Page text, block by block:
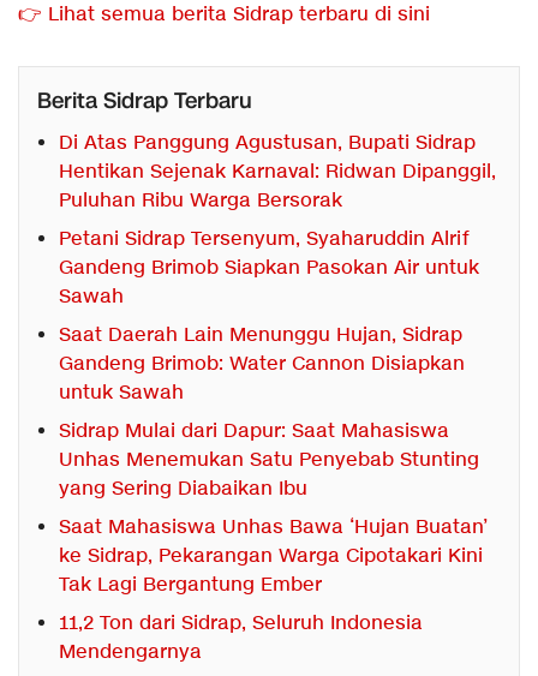
👉 Lihat semua berita Sidrap terbaru di sini
Berita Sidrap Terbaru
Di Atas Panggung Agustusan, Bupati Sidrap
Hentikan Sejenak Karnaval: Ridwan Dipanggil,
Puluhan Ribu Warga Bersorak
Petani Sidrap Tersenyum, Syaharuddin Alrif
Gandeng Brimob Siapkan Pasokan Air untuk
Sawah
Saat Daerah Lain Menunggu Hujan, Sidrap
Gandeng Brimob: Water Cannon Disiapkan
untuk Sawah
Sidrap Mulai dari Dapur: Saat Mahasiswa
Unhas Menemukan Satu Penyebab Stunting
yang Sering Diabaikan Ibu
Saat Mahasiswa Unhas Bawa ‘Hujan Buatan’
ke Sidrap, Pekarangan Warga Cipotakari Kini
Tak Lagi Bergantung Ember
11,2 Ton dari Sidrap, Seluruh Indonesia
Mendengarnya